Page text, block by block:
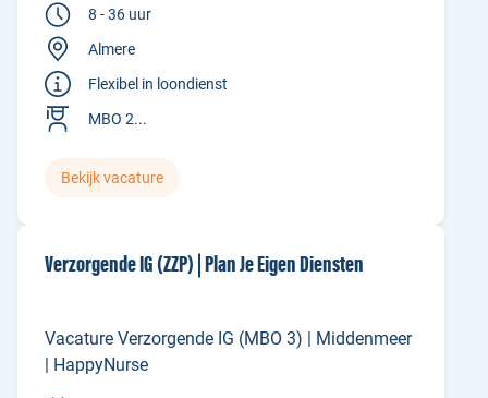
8 - 36 uur
Almere
Flexibel in loondienst
MBO 2...
Bekijk vacature
Verzorgende IG (ZZP) | Plan Je Eigen Diensten
Vacature Verzorgende IG (MBO 3) | Middenmeer
| HappyNurse